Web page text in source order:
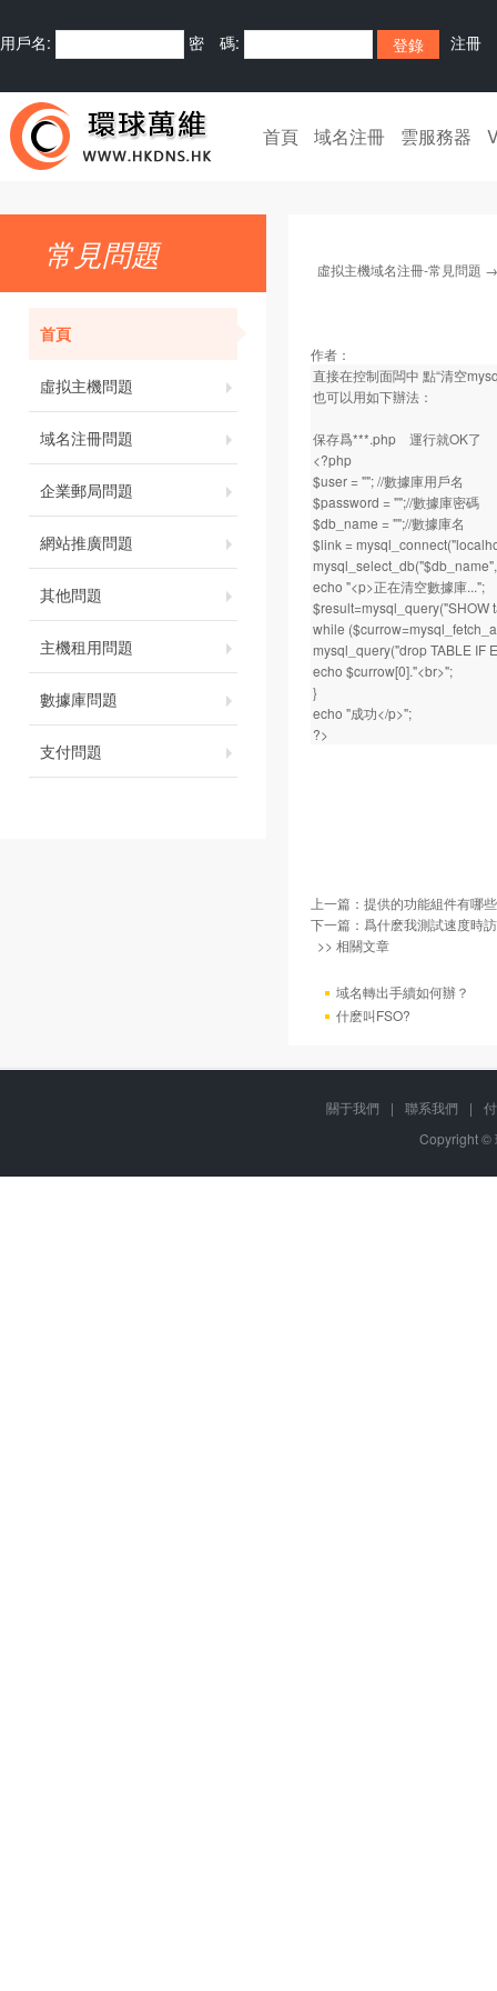
用戶名: 密 碼: 注冊
首頁 域名注冊 雲服務器
常見問題
首頁
虛拟主機問題
域名注冊問題
企業郵局問題
網站推廣問題
其他問題
主機租用問題
數據庫問題
支付問題
虛拟主機域名注冊-常見問題
作者：
直接在控制面闆中 點“清空
也可以用如下辦法：
保存爲***.php 運行就OK了
<?php
$user = ""; //數據庫用戶名
$password = "";//數據庫密碼
$db_name = "";//數據庫名
$link =
echo "<p>正在清空數據庫...";
$result=mysql_query("SHOW
while
mysql_query("drop TABLE IF
echo $currow[0]."<br>";
}
echo "成功</p>";
?>
上一篇： 提供的功能組件有哪
下一篇： 爲什麽我測試速度時
>> 相關文章
域名轉出手續如何辦？
什麽叫FSO?
關于我們 | 聯系我們 |
Copyright ©